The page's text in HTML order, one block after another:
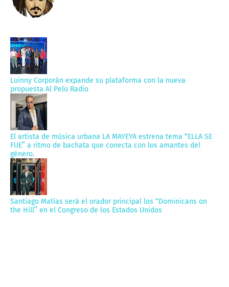
Luinny Corporán expande su plataforma con la nueva
propuesta Al Pelo Radio
El artista de música urbana LA MAYEYA estrena tema “ELLA SE
FUE” a ritmo de bachata que conecta con los amantes del
género.
Santiago Matías será el orador principal los “Dominicans on
the Hill” en el Congreso de los Estados Unidos